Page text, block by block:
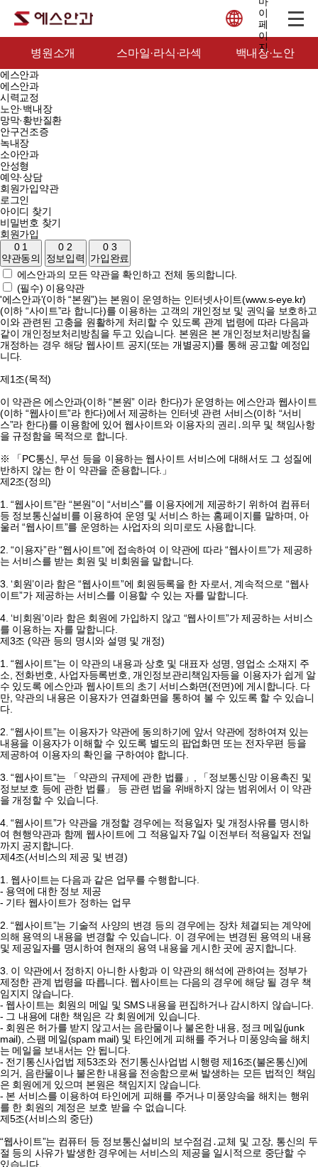
병원소개 스마일·라식·라섹 백내장·노안
에스안과
에스안과
시력교정
노안·백내장
망막·황반질환
안구건조증
녹내장
소아안과
안성형
예약·상담
회원가입약관
로그인
아이디 찾기
비밀번호 찾기
회원가입
0 1
약관동의
0 2
정보입력
0 3
가입완료
에스안과의 모든 약관을 확인하고 전체 동의합니다.
(필수) 이용약관
'에스안과'(이하 “본원”)는 본원이 운영하는 인터넷사이트(www.s-eye.kr)
(이하 “사이트”라 합니다)를 이용하는 고객의 개인정보 및 권익을 보호하고
이와 관련된 고충을 원활하게 처리할 수 있도록 관계 법령에 따라 다음과
같이 개인정보처리방침을 두고 있습니다. 본원은 본 개인정보처리방침을
개정하는 경우 해당 웹사이트 공지(또는 개별공지)를 통해 공고할 예정입
니다.
제1조(목적)
이 약관은 에스안과(이하 “본원” 이라 한다)가 운영하는 에스안과 웹사이트
(이하 “웹사이트”라 한다)에서 제공하는 인터넷 관련 서비스(이하 “서비
스”라 한다)를 이용함에 있어 웹사이트와 이용자의 권리․의무 및 책임사항
을 규정함을 목적으로 합니다.
※ 「PC통신, 무선 등을 이용하는 웹사이트 서비스에 대해서도 그 성질에
반하지 않는 한 이 약관을 준용합니다.」
제2조(정의)
1. “웹사이트”란 “본원”이 “서비스”를 이용자에게 제공하기 위하여 컴퓨터
등 정보통신설비를 이용하여 운영 및 서비스 하는 홈페이지를 말하며, 아
울러 “웹사이트”를 운영하는 사업자의 의미로도 사용합니다.
2. “이용자”란 “웹사이트”에 접속하여 이 약관에 따라 “웹사이트”가 제공하
는 서비스를 받는 회원 및 비회원을 말합니다.
3. ‘회원’이라 함은 “웹사이트”에 회원등록을 한 자로서, 계속적으로 “웹사
이트”가 제공하는 서비스를 이용할 수 있는 자를 말합니다.
4. ‘비회원’이라 함은 회원에 가입하지 않고 “웹사이트”가 제공하는 서비스
를 이용하는 자를 말합니다.
제3조 (약관 등의 명시와 설명 및 개정)
1. “웹사이트”는 이 약관의 내용과 상호 및 대표자 성명, 영업소 소재지 주
소, 전화번호, 사업자등록번호, 개인정보관리책임자등을 이용자가 쉽게 알
수 있도록 에스안과 웹사이트의 초기 서비스화면(전면)에 게시합니다. 다
만, 약관의 내용은 이용자가 연결화면을 통하여 볼 수 있도록 할 수 있습니
다.
2. “웹사이트”는 이용자가 약관에 동의하기에 앞서 약관에 정하여져 있는
내용을 이용자가 이해할 수 있도록 별도의 팝업화면 또는 전자우편 등을
제공하여 이용자의 확인을 구하여야 합니다.
3. “웹사이트”는 「약관의 규제에 관한 법률」, 「정보통신망 이용촉진 및
정보보호 등에 관한 법률」 등 관련 법을 위배하지 않는 범위에서 이 약관
을 개정할 수 있습니다.
4. “웹사이트”가 약관을 개정할 경우에는 적용일자 및 개정사유를 명시하
여 현행약관과 함께 웹사이트에 그 적용일자 7일 이전부터 적용일자 전일
까지 공지합니다.
제4조(서비스의 제공 및 변경)
1. 웹사이트는 다음과 같은 업무를 수행합니다.
- 용역에 대한 정보 제공
- 기타 웹사이트가 정하는 업무
2. “웹사이트”는 기술적 사양의 변경 등의 경우에는 장차 체결되는 계약에
의해 용역의 내용을 변경할 수 있습니다. 이 경우에는 변경된 용역의 내용
및 제공일자를 명시하여 현재의 용역 내용을 게시한 곳에 공지합니다.
3. 이 약관에서 정하지 아니한 사항과 이 약관의 해석에 관하여는 정부가
제정한 관계 법령을 따릅니다. 웹사이트는 다음의 경우에 해당 될 경우 책
임지지 않습니다.
- 웹사이트는 회원의 메일 및 SMS 내용을 편집하거나 감시하지 않습니다.
- 그 내용에 대한 책임은 각 회원에게 있습니다.
- 회원은 허가를 받지 않고서는 음란물이나 불온한 내용, 정크 메일(junk
mail), 스팸 메일(spam mail) 및 타인에게 피해를 주거나 미풍양속을 해치
는 메일을 보내서는 안 됩니다.
- 전기통신사업법 제53조와 전기통신사업법 시행령 제16조(불온통신)에
의거, 음란물이나 불온한 내용을 전송함으로써 발생하는 모든 법적인 책임
은 회원에게 있으며 본원은 책임지지 않습니다.
- 본 서비스를 이용하여 타인에게 피해를 주거나 미풍양속을 해치는 행위
를 한 회원의 계정은 보호 받을 수 없습니다.
제5조(서비스의 중단)
“웹사이트”는 컴퓨터 등 정보통신설비의 보수점검․교체 및 고장, 통신의 두
절 등의 사유가 발생한 경우에는 서비스의 제공을 일시적으로 중단할 수
있습니다.